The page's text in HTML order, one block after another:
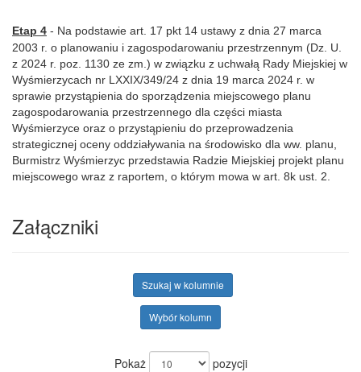
Etap 4 - Na podstawie art. 17 pkt 14 ustawy z dnia 27 marca
2003 r. o planowaniu i zagospodarowaniu przestrzennym (Dz. U.
z 2024 r. poz. 1130 ze zm.) w związku z uchwałą Rady Miejskiej w
Wyśmierzycach nr LXXIX/349/24 z dnia 19 marca 2024 r. w
sprawie przystąpienia do sporządzenia miejscowego planu
zagospodarowania przestrzennego dla części miasta
Wyśmierzyce oraz o przystąpieniu do przeprowadzenia
strategicznej oceny oddziaływania na środowisko dla ww. planu,
Burmistrz Wyśmierzyc przedstawia Radzie Miejskiej projekt planu
miejscowego wraz z raportem, o którym mowa w art. 8k ust. 2.
Załączniki
Szukaj w kolumnie
Wybór kolumn
Pokaż
pozycji